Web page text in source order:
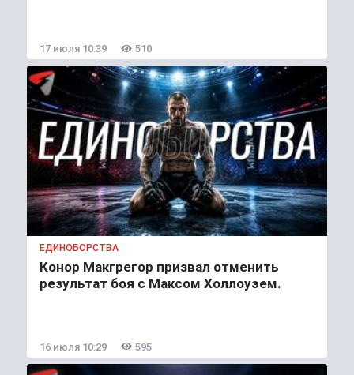
17 июля 10:39 510
ЕДИНОБОРСТВА
Конор Макгрегор призвал отменить
результат боя с Максом Холлоуэем.
16 июля 10:29 595